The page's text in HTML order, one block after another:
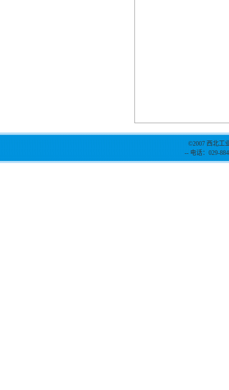
©2007 西北工
-- 电话：029-